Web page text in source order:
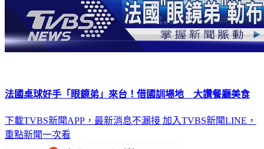
法國桌球好手「眼鏡弟」來台！借國訓場地 大讚餐廳美食
下載TVBS新聞APP，最新消息不漏接 加入TVBS新聞LINE，
重點新聞一次看